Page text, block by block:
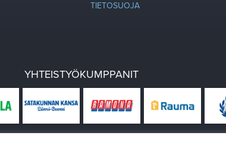
TIETOSUOJA
YHTEISTYÖKUMPPANIT